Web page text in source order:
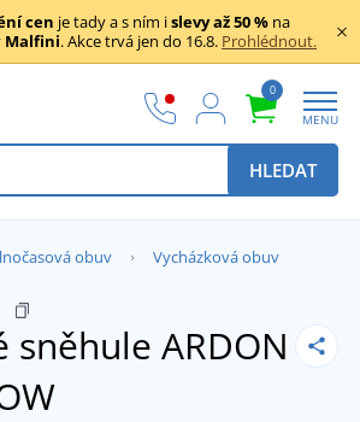
cen je tady a s ním islevy až 50 % na
Malfini. Akce trvá jen do 16.8. Prohlédnout.
0
MENU
HLEDAT
obuv Vycházková obuv
sněhule ARDON